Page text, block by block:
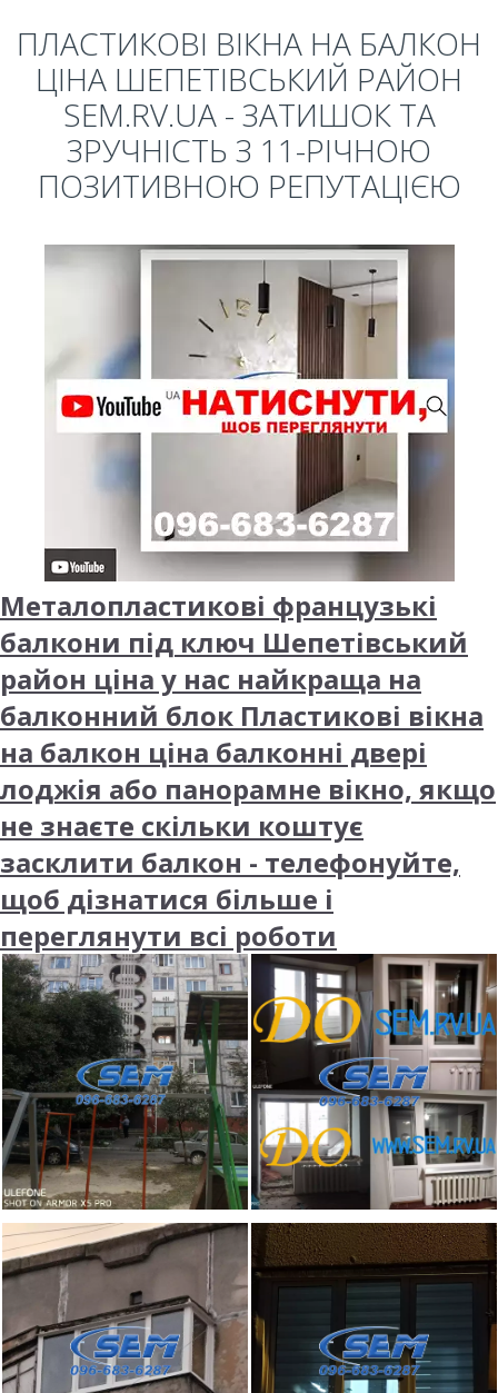
ПЛАСТИКОВІ ВІКНА НА БАЛКОН
ЦІНА ШЕПЕТІВСЬКИЙ РАЙОН
SEM.RV.UA - ЗАТИШОК ТА
ЗРУЧНІСТЬ З 11-РІЧНОЮ
ПОЗИТИВНОЮ РЕПУТАЦІЄЮ
Металопластикові французькі
балкони під ключ Шепетівський
район ціна у нас найкраща на
балконний блок Пластикові вікна
на балкон ціна балконні двері
лоджія або панорамне вікно, якщо
не знаєте скільки коштує
засклити балкон - телефонуйте,
щоб дізнатися більше і
переглянути всі роботи